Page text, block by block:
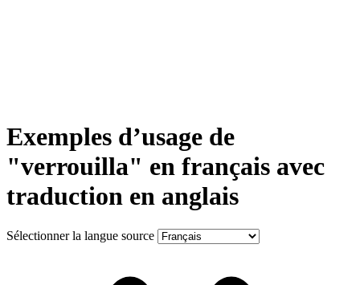
Exemples d’usage de
"verrouilla" en français avec
traduction en anglais
Sélectionner la langue source